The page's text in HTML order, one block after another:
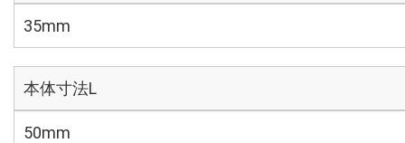
35mm
本体寸法L
50mm